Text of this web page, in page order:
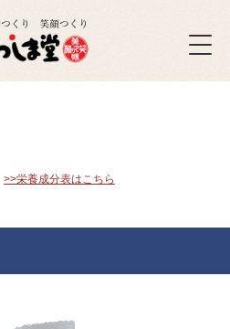
>>栄養成分表はこちら